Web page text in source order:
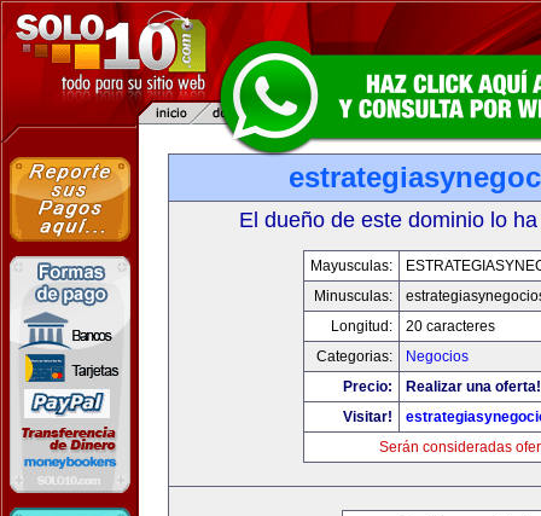
El dueño de este dominio lo
Mayusculas:
Minusculas:
Longitud:
20 caracteres
Categorias:
Negocios
Precio:
Realizar una oferta!
Visitar!
Serán consideradas